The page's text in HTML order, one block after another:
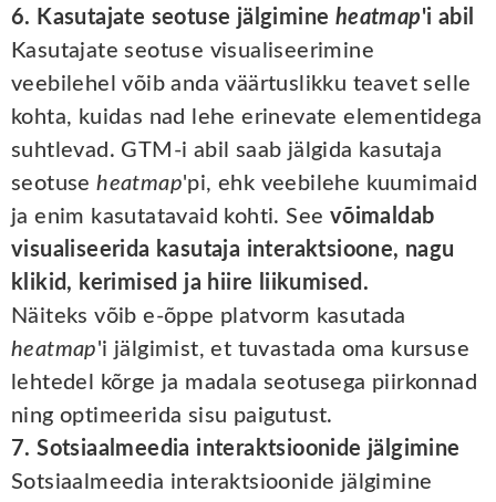
6. Kasutajate seotuse jälgimine heatmap'i abil
Kasutajate seotuse visualiseerimine
veebilehel võib anda väärtuslikku teavet selle
kohta, kuidas nad lehe erinevate elementidega
suhtlevad. GTM-i abil saab jälgida kasutaja
seotuseheatmap'pi, ehk veebilehe kuumimaid
ja enim kasutatavaid kohti. See võimaldab
visualiseerida kasutaja interaktsioone, nagu
klikid, kerimised ja hiire liikumised.
Näiteks võib e-õppe platvorm kasutada
heatmap'i jälgimist, et tuvastada oma kursuse
lehtedel kõrge ja madala seotusega piirkonnad
ning optimeerida sisu paigutust.
7. Sotsiaalmeedia interaktsioonide jälgimine
Sotsiaalmeedia interaktsioonide jälgimine